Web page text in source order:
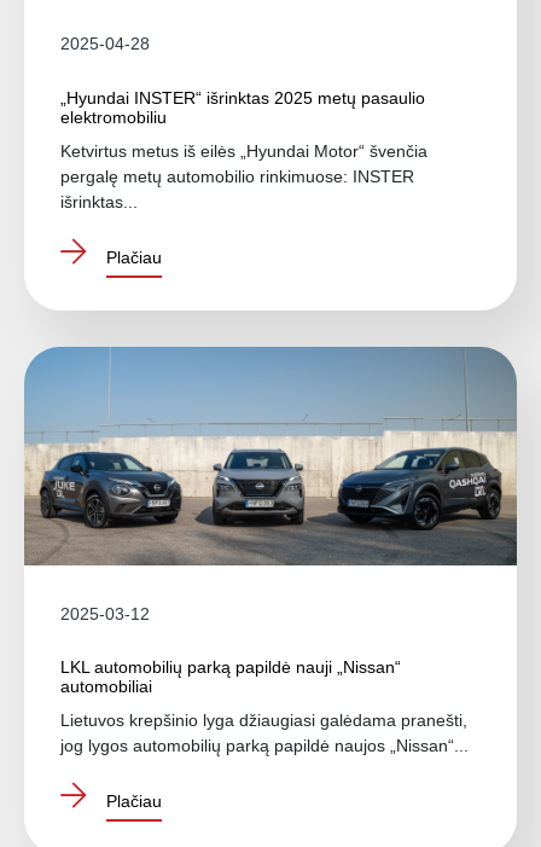
2025-04-28
„Hyundai INSTER“ išrinktas 2025 metų pasaulio
elektromobiliu
Ketvirtus metus iš eilės „Hyundai Motor“ švenčia
pergalę metų automobilio rinkimuose: INSTER
išrinktas...
Plačiau
2025-03-12
LKL automobilių parką papildė nauji „Nissan“
automobiliai
Lietuvos krepšinio lyga džiaugiasi galėdama pranešti,
jog lygos automobilių parką papildė naujos „Nissan“...
Plačiau